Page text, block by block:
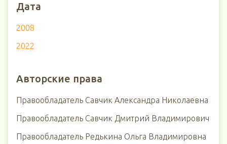
Дата
2008
2022
Авторские права
Правообладатель Савчик Александра Николаевна
Правообладатель Савчик Дмитрий Владимирович
Правообладатель Редькина Ольга Владимировна